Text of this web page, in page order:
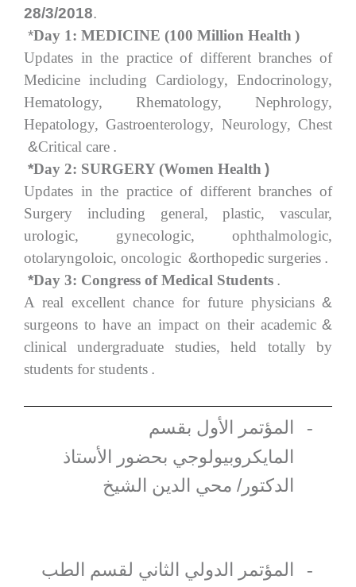
28/3/2018.
*Day 1: MEDICINE (100 Million Health (
Updates in the practice of different branches of
Medicine including Cardiology, Endocrinology,
Hematology, Rhematology, Nephrology,
Hepatology, Gastroenterology, Neurology, Chest
&Critical care .
*Day 2: SURGERY (Women Health (
Updates in the practice of different branches of
Surgery including general, plastic, vascular,
urologic, gynecologic, ophthalmologic,
otolaryngoloic, oncologic &orthopedic surgeries .
*Day 3: Congress of Medical Students .
A real excellent chance for future physicians &
surgeons to have an impact on their academic &
clinical undergraduate studies, held totally by
students for students .
-
المؤتمر الأول بقسم
المايكروبيولوجي بحضور الأستاذ
الدكتور/ محي الدين الشيخ
-
المؤتمر الدولي الثاني لقسم الطب